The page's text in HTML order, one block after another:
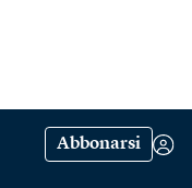
Abbonarsi